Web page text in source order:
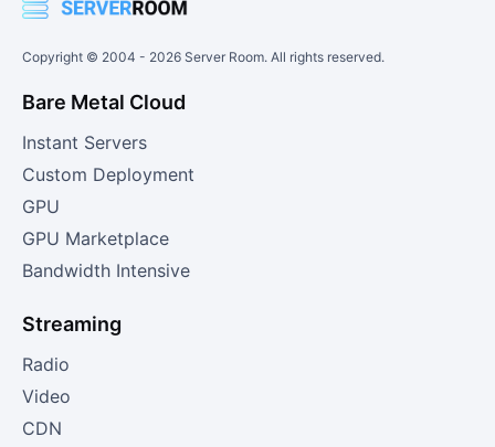
Copyright © 2004 - 2026 Server Room. All rights reserved.
Bare Metal Cloud
Instant Servers
Custom Deployment
GPU
GPU Marketplace
Bandwidth Intensive
Streaming
Radio
Video
CDN